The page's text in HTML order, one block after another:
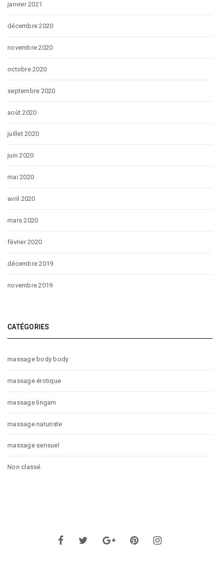
janvier 2021
décembre 2020
novembre 2020
octobre 2020
septembre 2020
août 2020
juillet 2020
juin 2020
mai 2020
avril 2020
mars 2020
février 2020
décembre 2019
novembre 2019
CATÉGORIES
massage body body
massage érotique
massage lingam
massage naturiste
massage sensuel
Non classé